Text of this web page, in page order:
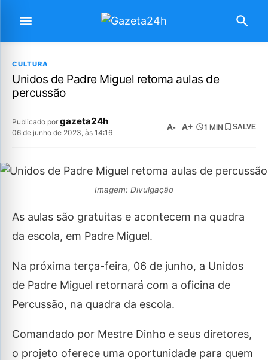
CULTURA
Unidos de Padre Miguel retoma aulas de
percussão
Publicado por gazeta24h
06 de junho de 2023, às 14:16
A- A+ 1 MIN SALVE
Imagem: Divulgação
As aulas são gratuitas e acontecem na quadra
da escola, em Padre Miguel.
Na próxima terça-feira, 06 de junho, a Unidos
de Padre Miguel retornará com a oficina de
Percussão, na quadra da escola.
Comandado por Mestre Dinho e seus diretores,
o projeto oferece uma oportunidade para quem